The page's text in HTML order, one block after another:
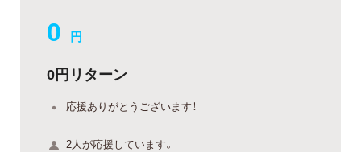
0 円
0円リターン
応援ありがとうございます！
2人が応援しています。